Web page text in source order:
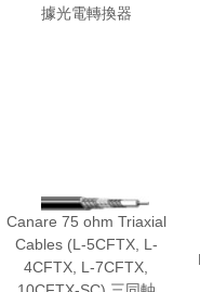
據光電轉換器
Canare 75 ohm Triaxial
Cables (L-5CFTX, L-
4CFTX, L-7CFTX,